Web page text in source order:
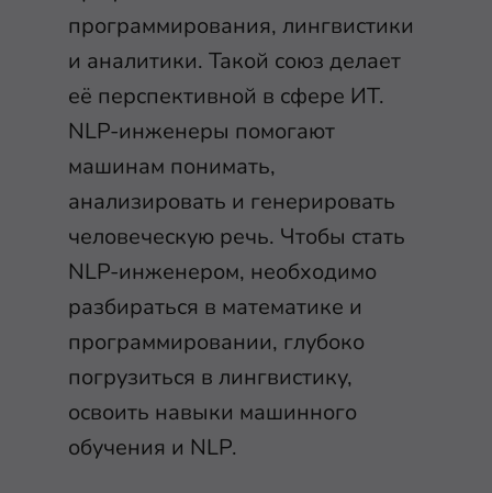
программирования, лингвистики
и аналитики. Такой союз делает
её перспективной в сфере ИТ.
NLP-инженеры помогают
машинам понимать,
анализировать и генерировать
человеческую речь. Чтобы стать
NLP-инженером, необходимо
разбираться в математике и
программировании, глубоко
погрузиться в лингвистику,
освоить навыки машинного
обучения и NLP.